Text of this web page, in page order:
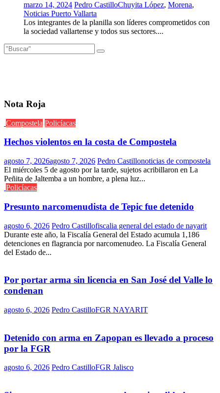
marzo 14, 2024 Pedro CastilloChuyita López, Morena,
Noticias Puerto Vallarta
Los integrantes de la planilla son líderes comprometidos con
la sociedad vallartense y todos sus sectores....
Nota Roja
Compostela Policíacas
Hechos violentos en la costa de Compostela
agosto 7, 2026agosto 7, 2026 Pedro Castillonoticias de compostela
El miércoles 5 de agosto por la tarde, sujetos acribillaron en La
Peñita de Jaltemba a un hombre, a plena luz...
Policíacas
Presunto narcomenudista de Tepic fue detenido
agosto 6, 2026 Pedro Castillofiscalia general del estado de nayarit
Durante este año, la Fiscalía General del Estado acumula 1,186
detenciones en flagrancia por narcomenudeo. La Fiscalía General
del Estado de...
Por portar arma sin licencia en San José del Valle lo
condenan
agosto 6, 2026 Pedro CastilloFGR NAYARIT
Detenido con arma en Zapopan es llevado a proceso
por la FGR
agosto 6, 2026 Pedro CastilloFGR Jalisco